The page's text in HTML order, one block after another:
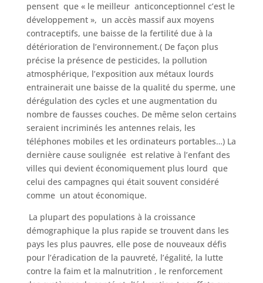
pensent que « le meilleur anticonceptionnel c’est le
développement », un accès massif aux moyens
contraceptifs, une baisse de la fertilité due à la
détérioration de l’environnement.( De façon plus
précise la présence de pesticides, la pollution
atmosphérique, l’exposition aux métaux lourds
entrainerait une baisse de la qualité du sperme, une
dérégulation des cycles et une augmentation du
nombre de fausses couches. De même selon certains
seraient incriminés les antennes relais, les
téléphones mobiles et les ordinateurs portables…) La
dernière cause soulignée est relative à l’enfant des
villes qui devient économiquement plus lourd que
celui des campagnes qui était souvent considéré
comme un atout économique.
La plupart des populations à la croissance
démographique la plus rapide se trouvent dans les
pays les plus pauvres, elle pose de nouveaux défis
pour l’éradication de la pauvreté, l’égalité, la lutte
contre la faim et la malnutrition , le renforcement